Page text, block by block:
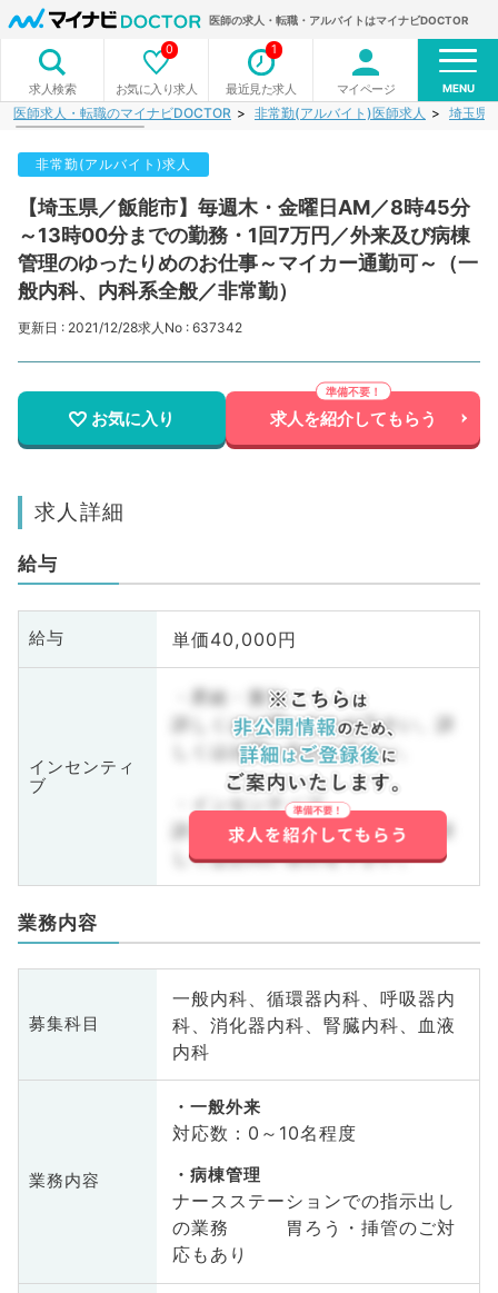
医師の求人・転職・アルバイトはマイナビDOCTOR
求人検索 お気に入り求人
0
最近見た求人
1
マイページ MENU
医師求人・転職のマイナビDOCTOR 非常勤(アルバイト)医師求人 埼玉県
非常勤(アルバイト)求人
【埼玉県／飯能市】毎週木・金曜日AM／8時45分
～13時00分までの勤務・1回7万円／外来及び病棟
管理のゆったりめのお仕事～マイカー通勤可～（一
般内科、内科系全般／非常勤）
更新日 : 2021/12/28求人No : 637342
お気に入り 求人を紹介してもらう
求人詳細
給与
給与 単価40,000円
インセンティ
ブ
・昇給・賞与
詳しくはお問い合わせ下さい。詳
しくはお問い合わせ下さい。
・インセンティブ
詳しくはお問い合わせ下さい。詳
しくはお問い合わせ下さい。
業務内容
募集科目
一般内科、循環器内科、呼吸器内
科、消化器内科、腎臓内科、血液
内科
業務内容
一般外来
対応数：0～10名程度
病棟管理
ナースステーションでの指示出し
の業務 胃ろう・挿管のご対
応もあり